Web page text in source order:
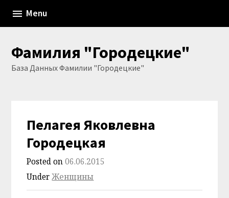
content
Menu
Фамилия "Городецкие"
База Данных Фамилии "Городецкие"
Пелагея Яковлевна
Городецкая
Posted on06.06.2015
UnderЖенщины